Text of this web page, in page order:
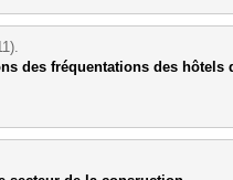
des fréquentations des hôtels